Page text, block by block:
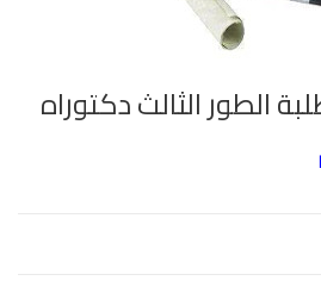
الطور الثالث دكتوراه